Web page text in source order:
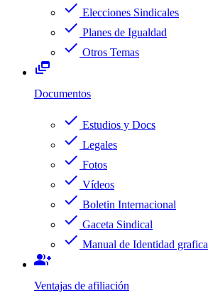
check Elecciones Sindicales
check Planes de Igualdad
check Otros Temas
dynamic_feed
Documentos
check Estudios y Docs
check Legales
check Fotos
check Vídeos
check Boletin Internacional
check Gaceta Sindical
check Manual de Identidad grafica
group_add
Ventajas de afiliación